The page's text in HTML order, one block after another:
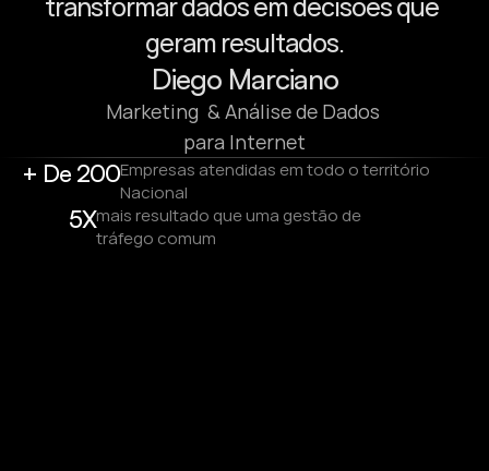
geram resultados.
Diego Marciano
Marketing  & Análise de Dados
para Internet
+ De 200Empresas atendidas em todo o território
Nacional
5Xmais resultado que uma gestão de
tráfego comum